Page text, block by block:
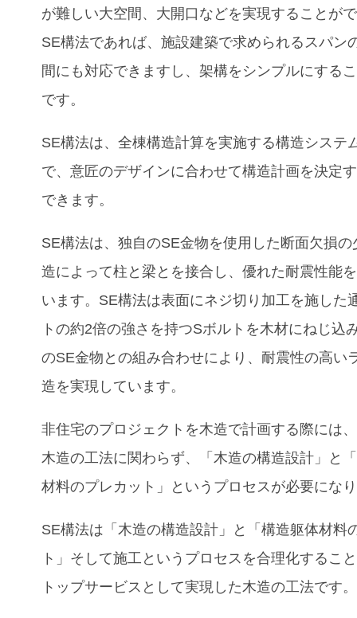
が難しい大空間、大開口などを実現することが
SE構法であれば、施設建築で求められるスパン
間にも対応できますし、架構をシンプルにする
です。
SE構法は、全棟構造計算を実施する構造システ
で、意匠のデザインに合わせて構造計画を決定
できます。
SE構法は、独自のSE金物を使用した断面欠損の
造によって柱と梁とを接合し、優れた耐震性能
います。SE構法は表面にネジ切り加工を施した
トの約2倍の強さを持つSボルトを木材にねじ込
のSE金物との組み合わせにより、耐震性の高い
造を実現しています。
非住宅のプロジェクトを木造で計画する際には
木造の工法に関わらず、「木造の構造設計」と
材料のプレカット」というプロセスが必要にな
SE構法は「木造の構造設計」と「構造躯体材料
ト」そして施工というプロセスを合理化するこ
トップサービスとして実現した木造の工法です。